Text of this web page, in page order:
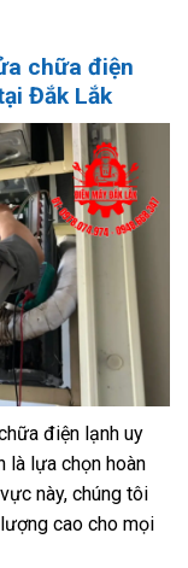
chữa điện
Đắk Lắk
điện lạnh uy
là lựa chọn hoàn
này, chúng tôi
cao cho mọi